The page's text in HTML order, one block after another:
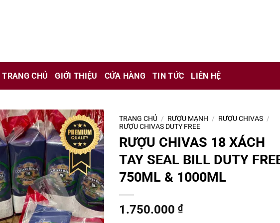
chỉ là kênh giới thiệu thông tin các sản phẩm từ những công ty sản xuất
đang mang thai.
TRANG CHỦ GIỚI THIỆU CỬA HÀNG TIN TỨC LIÊN HỆ
TRANG CHỦ / RƯỢU MẠNH / RƯỢU CHIVAS /
RƯỢU CHIVAS DUTY FREE
RƯỢU CHIVAS 18 XÁCH
TAY SEAL BILL DUTY
750ML & 1000ML
1.750.000 ₫